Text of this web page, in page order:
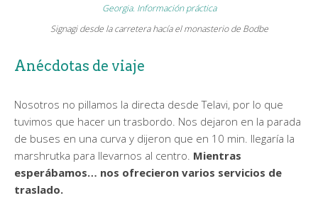
Signagi desde la carretera hacía el monasterio de Bodbe
Anécdotas de viaje
Nosotros no pillamos la directa desde Telavi, por lo que
tuvimos que hacer un trasbordo. Nos dejaron en la parada
de buses en una curva y dijeron que en 10 min. llegaría la
marshrutka para llevarnos al centro. Mientras
esperábamos… nos ofrecieron varios servicios de
traslado.